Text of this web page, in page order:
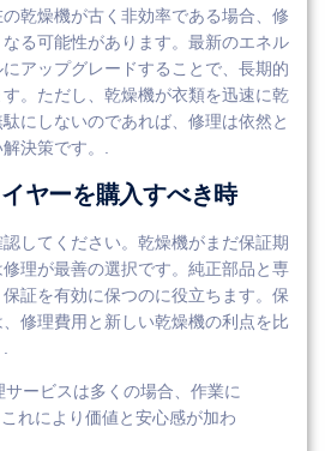
乾燥機が古く非効率である場合、修
る可能性があります。最新のエネル
アップグレードすることで、長期的
。ただし、乾燥機が衣類を迅速に乾
にしないのであれば、修理は依然と
決策です。.
ヤーを購入すべき時
してください。乾燥機がまだ保証期
理が最善の選択です。純正部品と専
証を有効に保つのに役立ちます。保
修理費用と新しい乾燥機の利点を比
サービスは多くの場合、作業に
れにより価値と安心感が加わ